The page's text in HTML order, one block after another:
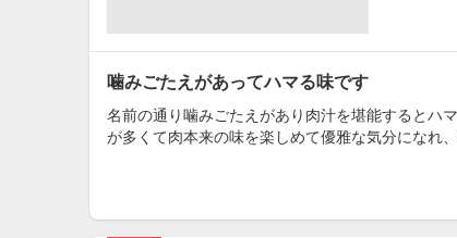
噛みごたえがあってハマる味です
名前の通り噛みごたえがあり肉汁を堪能するとハ
が多くて肉本来の味を楽しめて優雅な気分になれ